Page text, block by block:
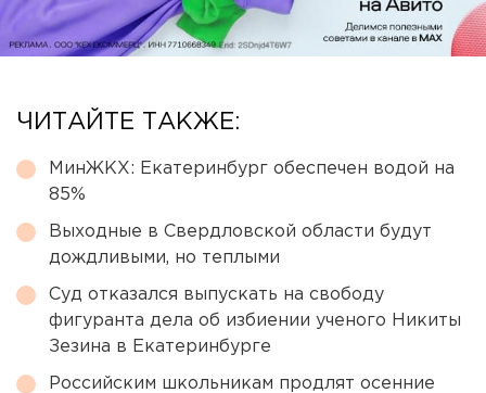
ЧИТАЙТЕ ТАКЖЕ:
МинЖКХ: Екатеринбург обеспечен водой на
85%
Выходные в Свердловской области будут
дождливыми, но теплыми
Суд отказался выпускать на свободу
фигуранта дела об избиении ученого Никиты
Зезина в Екатеринбурге
Российским школьникам продлят осенние